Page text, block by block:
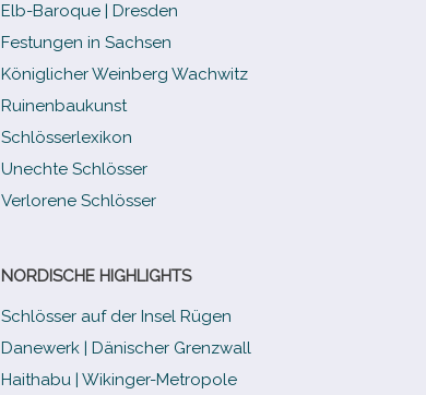
Elb-​Baroque | Dresden
Festungen in Sachsen
Königlicher Weinberg Wachwitz
Ruinenbaukunst
Schlösserlexikon
Unechte Schlösser
Verlorene Schlösser
NORDISCHE HIGHLIGHTS
Schlösser auf der Insel Rügen
Danewerk | Dänischer Grenzwall
Haithabu | Wikinger-Metropole